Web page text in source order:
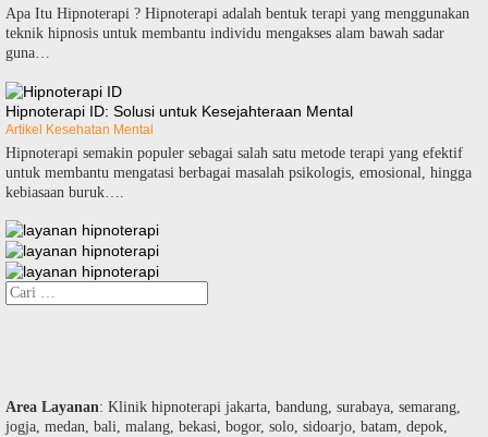
Apa Itu Hipnoterapi ? Hipnoterapi adalah bentuk terapi yang menggunakan
teknik hipnosis untuk membantu individu mengakses alam bawah sadar
guna…
Hipnoterapi ID: Solusi untuk Kesejahteraan Mental
Artikel Kesehatan Mental
Hipnoterapi semakin populer sebagai salah satu metode terapi yang efektif
untuk membantu mengatasi berbagai masalah psikologis, emosional, hingga
kebiasaan buruk….
Cari
untuk:
Area Layanan: Klinik hipnoterapi jakarta, bandung, surabaya, semarang,
jogja, medan, bali, malang, bekasi, bogor, solo, sidoarjo, batam, depok,